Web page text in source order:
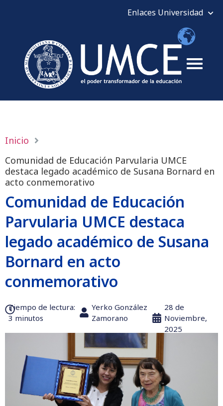
Inicio
Comunidad de Educación Parvularia UMCE
destaca legado académico de Susana Bornard en
acto conmemorativo
Comunidad de Educación
Parvularia UMCE destaca
legado académico de Susana
Bornard en acto
conmemorativo
Tiempo de lectura:‎
3 minutos
Yerko González
Zamorano
28 de
Noviembre,
2025